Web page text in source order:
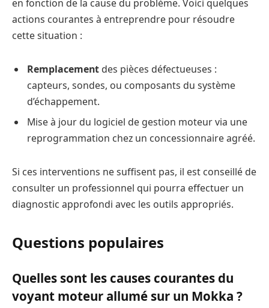
en fonction de la cause du problème. Voici quelques
actions courantes à entreprendre pour résoudre
cette situation :
Remplacement des pièces défectueuses :
capteurs, sondes, ou composants du système
d’échappement.
Mise à jour du logiciel de gestion moteur via une
reprogrammation chez un concessionnaire agréé.
Si ces interventions ne suffisent pas, il est conseillé de
consulter un professionnel qui pourra effectuer un
diagnostic approfondi avec les outils appropriés.
Questions populaires
Quelles sont les causes courantes du
voyant moteur allumé sur un Mokka ?